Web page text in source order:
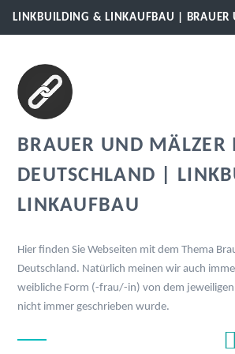
LINKBUILDING & LINKAUFBAU | BRAUER
BRAUER UND MÄLZER
DEUTSCHLAND |
LINKAUFBAU
Hier finden Sie Webseiten mit dem Thema
Deutschland. Natürlich meinen wir auch
weibliche Form (-frau/-in) von dem
nicht immer geschrieben wurde.